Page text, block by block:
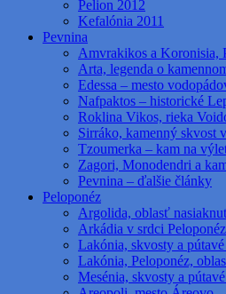
Pelion 2012
Kefalónia 2011
Pevnina
Amvrakikos a Koronisia,
Arta, legenda o
Edessa – mesto
Nafpaktos – historické
Roklina Vikos, rieka
Sirráko, kamenný skvost
Tzoumerka – kam na
Zagori, Monodendri a
Pevnina – ďalšie články
Peloponéz
Argolida, oblasť
Arkádia v srdci
Lakónia, skvosty a
Lakónia, Peloponéz,
Mesénia, skvosty a